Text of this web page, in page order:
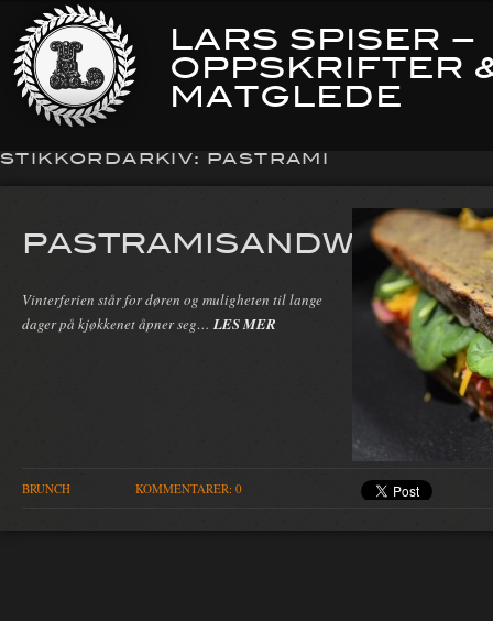
LARS SPISER –
OPPSKRIFTER
MATGLEDE
STIKKORDARKIV: PASTRAMI
PASTRAMISANDWICH
Vinterferien står for døren og muligheten til lange
dager på kjøkkenet åpner seg… LES MER
BRUNCH KOMMENTARER: 0